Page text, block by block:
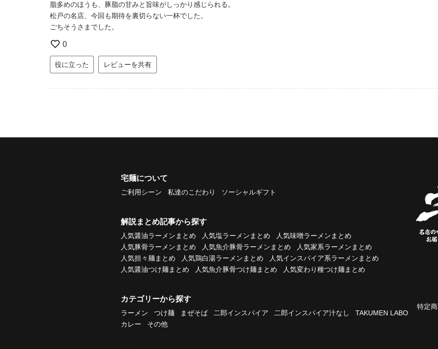
脂多めのほうも、豚脂の甘みと旨味がしっかり感じられる。
松戸の名店、今回も期待を裏切らない一杯でした。
ごちそうさまでした。
0
役に立った レビューを共有
宅麺について
ご利用シーン 私達のこだわり ソーシャルギフト
解説まとめ記事から探す
人気醤油ラーメンまとめ 人気塩ラーメンまとめ
人気味噌ラーメンまとめ
人気豚骨ラーメンまとめ
人気魚介豚骨ラーメンまとめ
人気家系ラーメンまとめ
人気担々麺まとめ
人気鶏白湯ラーメンまとめ
人気インスパイア系ラーメンまとめ
人気醤油つけ麺まとめ
人気魚介豚骨つけ麺まとめ 人気変わり種つけ麺まとめ
カテゴリーから探す
ラーメン つけ麺 まぜそば 二郎インスパイア 二郎インスパイア汁なし
TAKUMEN LABO
カレー
その他
特定